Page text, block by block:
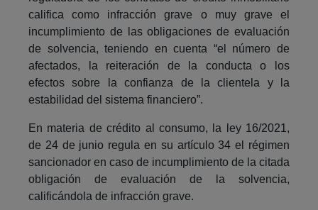
califica como infracción grave o muy grave el
incumplimiento de las obligaciones de evaluación
de solvencia, teniendo en cuenta “el número de
afectados, la reiteración de la conducta o los
efectos sobre la confianza de la clientela y la
estabilidad del sistema financiero”.
En materia de crédito al consumo, la ley 16/2021,
de 24 de junio regula en su artículo 34 el régimen
sancionador en caso de incumplimiento de la citada
obligación de evaluación de la solvencia,
calificándola de infracción grave.